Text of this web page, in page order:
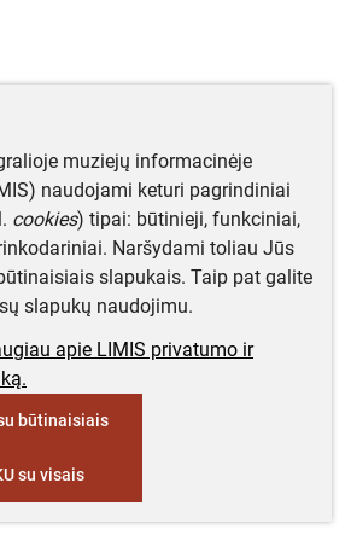
muziejų informacinėje
naudojami keturi pagrindiniai
cookies) tipai: būtinieji, funkciniai,
Naršydami toliau Jūs
slapukais. Taip pat galite
slapukų naudojimu.
apie LIMIS privatumo ir
būtinaisiais
su visais